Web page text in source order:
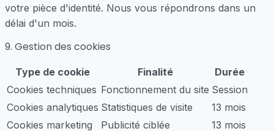
votre pièce d'identité. Nous vous répondrons dans un
délai d'un mois.
9. Gestion des cookies
Type de cookie Finalité
Durée
Cookies techniques Fonctionnement du site Session
Cookies analytiques Statistiques de visite
13 mois
Cookies marketing
Publicité ciblée 13 mois